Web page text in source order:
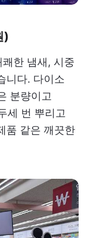
)
한 냄새, 시중
니다. 다이소
분량이고
세 번 뿌리고
품 같은 깨끗한